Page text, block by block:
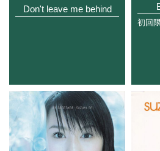
Don't leave me behind
初回